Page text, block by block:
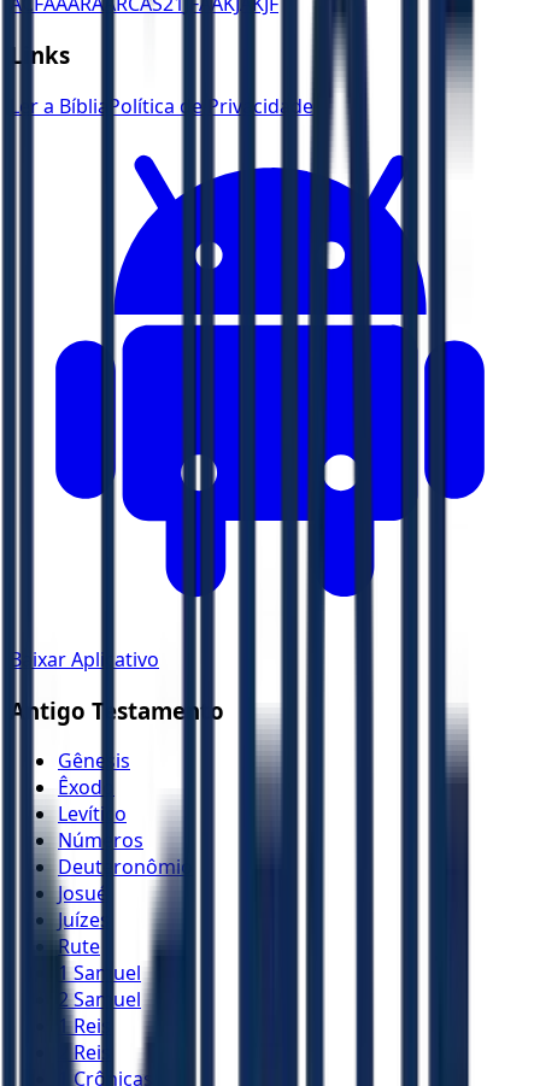
Links
Ler a Bíblia Política de Privacidade
Baixar Aplicativo
Antigo Testamento
Gênesis
Êxodo
Levítico
Números
Deuteronômio
Josué
Juízes
Rute
1 Samuel
2 Samuel
1 Reis
2 Reis
1 Crônicas